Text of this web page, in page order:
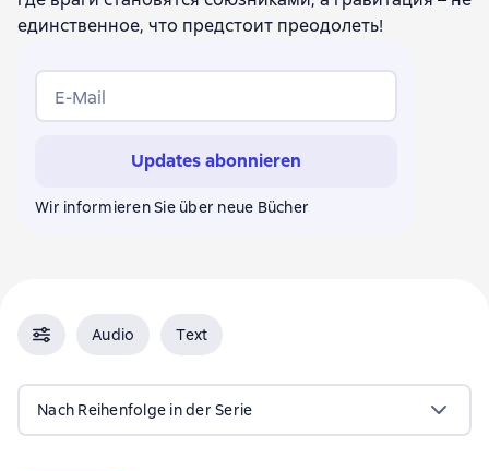
единственное, что предстоит преодолеть!
E-Mail
Updates abonnieren
Wir informieren Sie über neue Bücher
Audio Text
Nach Reihenfolge in der Serie